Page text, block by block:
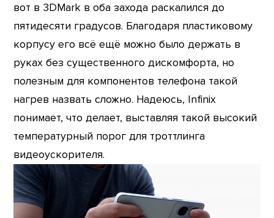
вот в 3DMark в оба захода раскалился до
пятидесяти градусов. Благодаря пластиковому
корпусу его всё ещё можно было держать в
руках без существенного дискомфорта, но
полезным для компонентов телефона такой
нагрев назвать сложно. Надеюсь, Infinix
понимает, что делает, выставляя такой высокий
температурный порог для троттлинга
видеоускорителя.